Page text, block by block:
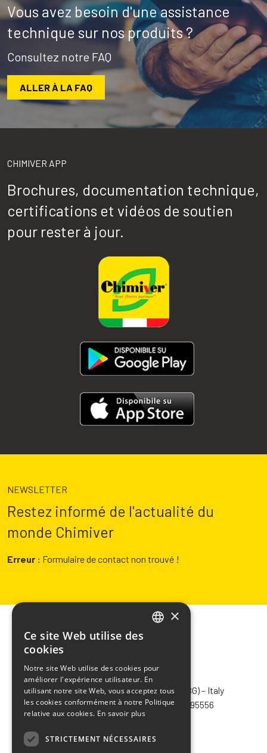
Vous avez besoin d'une assistance
technique sur nos produits ?
Consultez notre FAQ
ALLER À LA FAQ
CHIMIVER APP
Brochures, documentation technique,
certifications et vidéos de soutien
pour rester à jour.
NEWSLETTER
Restez informé de l'actualité du
monde Chimiver
Erreur : Formulaire de contact non trouvé !
CHIMIVER PANSERI S.p.A.
Via Bergamo, 1401 – 24030 Pontida (BG) – Italy
Tel.+39 035 795031– Fax +39 035 795556
info@chimiver.com
Faq
SPANISH
×
Ce site Web utilise des
cookies
Notre site Web utilise des cookies pour
améliorer l'expérience utilisateur. En
utilisant notre site Web, vous acceptez tous
les cookies conformément à notre Politique
relative aux cookies. En savoir plus
STRICTEMENT NÉCESSAIRES